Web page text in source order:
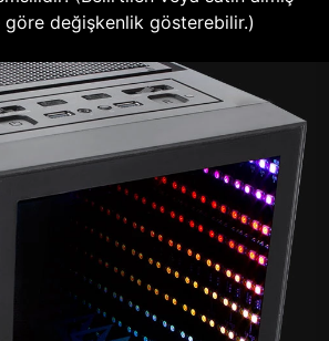
değişkenlik gösterebilir.)